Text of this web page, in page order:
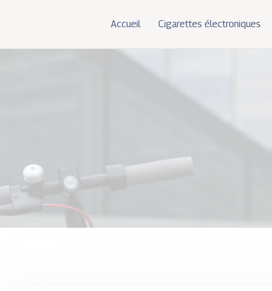
Cigarettes électroniques
Accueil